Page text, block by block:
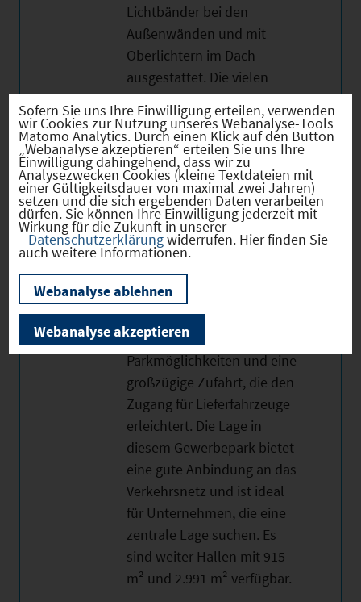
Lichtbänder bei den
Außenwänden und mit
Oberlichtern im Dach
ausgestattet. Die vielen
Fensterelemente bringen
ausreichend Tageslicht rein
und sorgen für eine helle
sowie einladende
Atmosphäre. Im Bürobereich
finden Sie helle Räume, die
flexibel gestaltet und
genutzt werden können. Die
sanitären Anlagen sind
funktional. Der
Außenbereich bietet
ausreichend
Parkmöglichkeiten und eine
großzügige Zufahrt, die den
Zugang für Lieferfahrzeuge
erleichtert. Die Lage in
diesem Gewerbepark bietet
eine gute Anbindung an das
Verkehrsnetz und ist ideal
für Unternehmen, die eine
zentrale Lage suchen. Es
sind weiter Hallen mit 915
m² und 2.991 m² verfügbar.
Sofern Sie uns Ihre Einwilligung erteilen, verwenden
wir Cookies zur Nutzung unseres Webanalyse-Tools
Matomo Analytics. Durch einen Klick auf den Button
„Webanalyse akzeptieren“ erteilen Sie uns Ihre
Einwilligung dahingehend, dass wir zu
Analysezwecken Cookies (kleine Textdateien mit
einer Gültigkeitsdauer von maximal zwei Jahren)
setzen und die sich ergebenden Daten verarbeiten
dürfen. Sie können Ihre Einwilligung jederzeit mit
Wirkung für die Zukunft in unserer
Datenschutzerklärungwiderrufen. Hier finden Sie
auch weitere Informationen.
Webanalyse ablehnen
Webanalyse akzeptieren